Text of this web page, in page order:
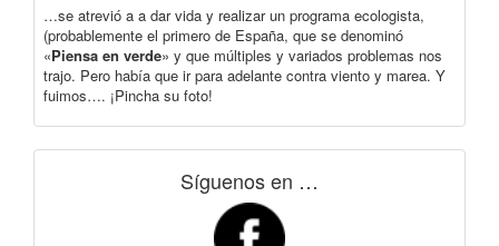
…se atrevió a a dar vida y realizar un programa ecologista,
(probablemente el primero de España, que se denominó
«Piensa en verde» y que múltiples y variados problemas nos
trajo. Pero había que ir para adelante contra viento y marea. Y
fuimos…. ¡Pincha su foto!
Síguenos en …